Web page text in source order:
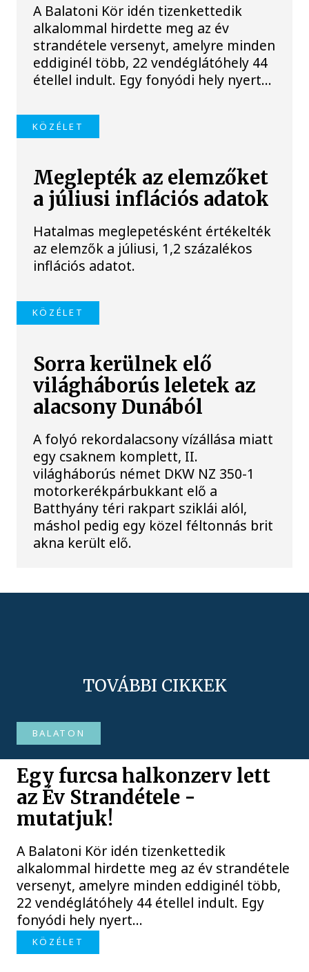
A Balatoni Kör idén tizenkettedik
alkalommal hirdette meg az év
strandétele versenyt, amelyre minden
eddiginél több, 22 vendéglátóhely 44
étellel indult. Egy fonyódi hely nyert...
KÖZÉLET
Meglepték az elemzőket
a júliusi inflációs adatok
Hatalmas meglepetésként értékelték
az elemzők a júliusi, 1,2 százalékos
inflációs adatot.
KÖZÉLET
Sorra kerülnek elő
világháborús leletek az
alacsony Dunából
A folyó rekordalacsony vízállása miatt
egy csaknem komplett, II.
világháborús német DKW NZ 350-1
motorkerékpárbukkant elő a
Batthyány téri rakpart sziklái alól,
máshol pedig egy közel féltonnás brit
akna került elő.
TOVÁBBI CIKKEK
BALATON
Egy furcsa halkonzerv lett
az Év Strandétele -
mutatjuk!
A Balatoni Kör idén tizenkettedik
alkalommal hirdette meg az év strandétele
versenyt, amelyre minden eddiginél több,
22 vendéglátóhely 44 étellel indult. Egy
fonyódi hely nyert...
KÖZÉLET